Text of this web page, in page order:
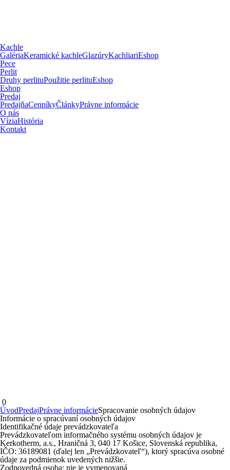
Kachle
GalériaKeramické kachleGlazúryKachliariEshop
Pece
Perlit
Druhy perlituPoužitie perlituEshop
Eshop
Predaj
PredajňaCenníkyČlánkyPrávne informácie
O nás
VíziaHistória
Kontakt
0
ÚvodPredajPrávne informácieSpracovanie osobných údajov
Informácie o spracúvaní osobných údajov
Identifikačné údaje prevádzkovateľa
Prevádzkovateľom informačného systému osobných údajov je
Kerkotherm, a.s., Hraničná 3, 040 17 Košice, Slovenská republika,
IČO: 36189081 (ďalej len „Prevádzkovateľ“), ktorý spracúva osobné
údaje za podmienok uvedených nižšie.
Zodpovedná osoba: nie je vymenovaná